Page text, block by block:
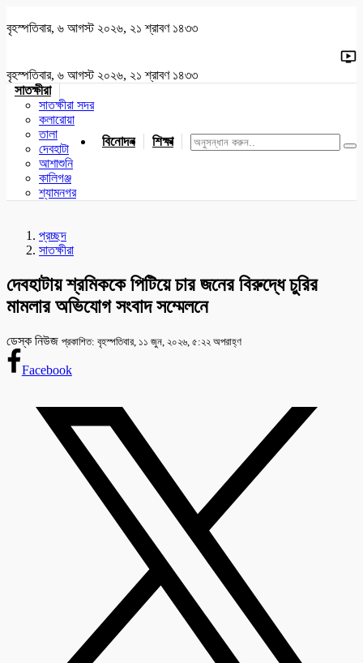
বৃহস্পতিবার, ৬ আগস্ট ২০২৬, ২১ শ্রাবণ ১৪৩৩
বৃহস্পতিবার, ৬ আগস্ট ২০২৬, ২১ শ্রাবণ ১৪৩৩
সাতক্ষীরা
সাতক্ষীরা সদর
কলারোয়া
তালা
দেবহাটা
আশাশুনি
কালিগঞ্জ
শ্যামনগর
বিনোদন শিক্ষা খেলাধুলা জাতীয় যশোর
প্রচ্ছদ
সাতক্ষীরা
দেবহাটায় শ্রমিককে পিটিয়ে চার জনের বিরুদ্ধে চুরির
মামলার অভিযোগ সংবাদ সম্মেলনে
ডেস্ক নিউজ প্রকাশিত: বৃহস্পতিবার, ১১ জুন, ২০২৬, ৫:২২ অপরাহ্ণ
Facebook